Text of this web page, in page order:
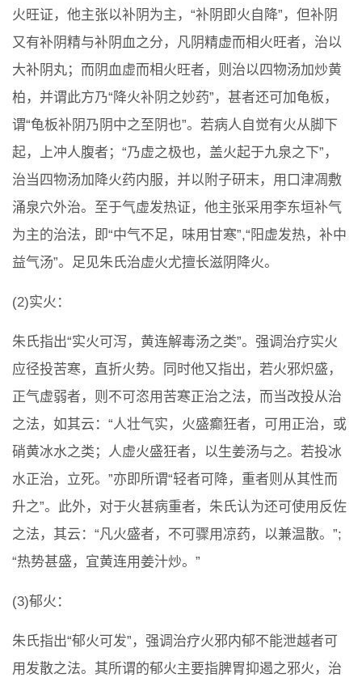
火旺证，他主张以补阴为主，“补阴即火自降”，但补阴
又有补阴精与补阴血之分，凡阴精虚而相火旺者，治以
大补阴丸；而阴血虚而相火旺者，则治以四物汤加炒黄
柏，并谓此方乃“降火补阴之妙药”，甚者还可加龟板，
谓“龟板补阴乃阴中之至阴也”。若病人自觉有火从脚下
起，上冲人腹者；“乃虚之极也，盖火起于九泉之下”，
治当四物汤加降火药内服，并以附子研末，用口津凋敷
涌泉穴外治。至于气虚发热证，他主张采用李东垣补气
为主的治法，即“中气不足，味用甘寒”,“阳虚发热，补中
益气汤”。足见朱氏治虚火尤擅长滋阴降火。
(2)实火：
朱氏指出“实火可泻，黄连解毒汤之类”。强调治疗实火
应径投苦寒，直折火势。同时他又指出，若火邪炽盛，
正气虚弱者，则不可恣用苦寒正治之法，而当改投从治
之法，如其云：“人壮气实，火盛癫狂者，可用正治，或
硝黄冰水之类；人虚火盛狂者，以生姜汤与之。若投冰
水正治，立死。”亦即所谓“轻者可降，重者则从其性而
升之”。此外，对于火甚病重者，朱氏认为还可使用反佐
之法，其云：“凡火盛者，不可骤用凉药，以兼温散。”;
“热势甚盛，宜黄连用姜汁炒。”
(3)郁火：
朱氏指出“郁火可发”，强调治疗火邪内郁不能泄越者可
用发散之法。其所谓的郁火主要指脾胃抑遏之邪火，治